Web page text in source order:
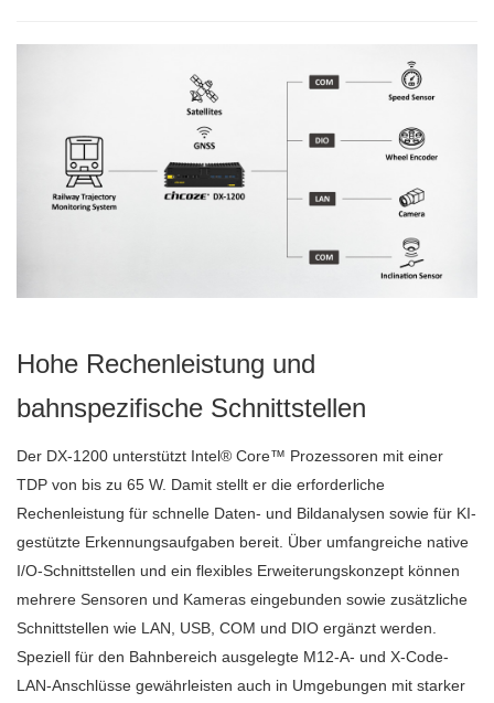
Hohe Rechenleistung und
bahnspezifische Schnittstellen
Der DX-1200 unterstützt Intel® Core™ Prozessoren mit einer
TDP von bis zu 65 W. Damit stellt er die erforderliche
Rechenleistung für schnelle Daten- und Bildanalysen sowie für KI-
gestützte Erkennungsaufgaben bereit. Über umfangreiche native
I/O-Schnittstellen und ein flexibles Erweiterungskonzept können
mehrere Sensoren und Kameras eingebunden sowie zusätzliche
Schnittstellen wie LAN, USB, COM und DIO ergänzt werden.
Speziell für den Bahnbereich ausgelegte M12-A- und X-Code-
LAN-Anschlüsse gewährleisten auch in Umgebungen mit starker